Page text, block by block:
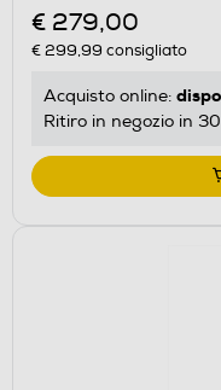
€ 279,00
€ 299,99 consigliato
Acquisto online:
Ritiro in negozio in